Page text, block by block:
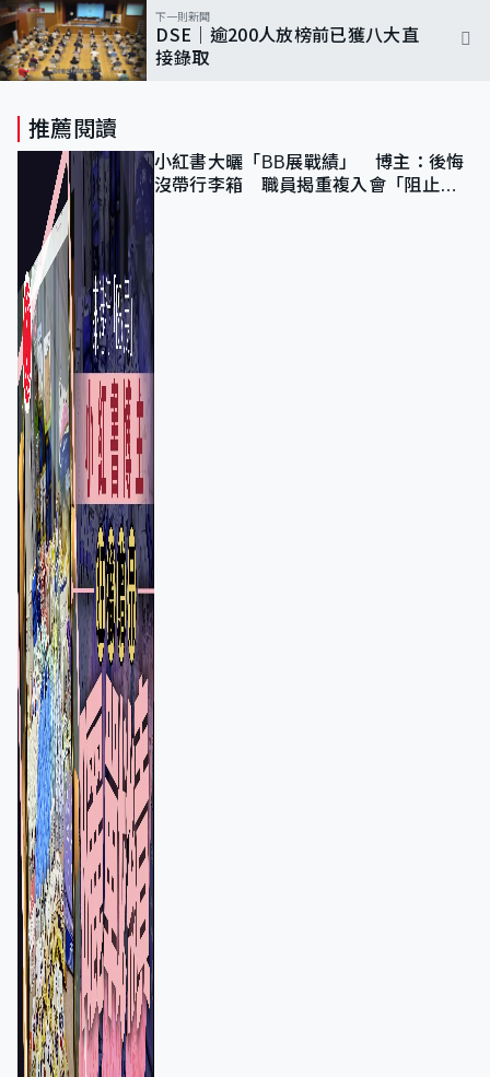
下一則新聞
DSE｜逾200人放榜前已獲八大直
接錄取
推薦閱讀
小紅書大曬「BB展戰績」 博主：後悔
沒帶行李箱 職員揭重複入會「阻止唔